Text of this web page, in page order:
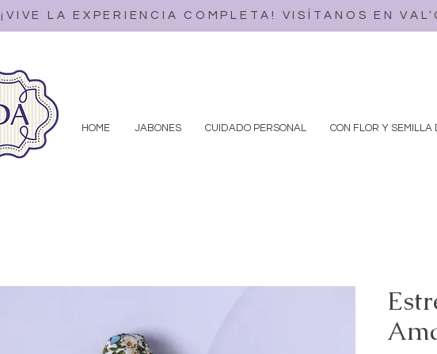
¡VIVE LA EXPERIENCIA COMPLETA! VISÍTANOS EN
HOME JABONES CUIDADO PERSONAL CON FLOR Y SEMILLA